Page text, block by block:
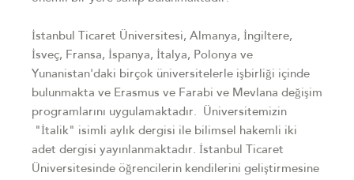
İstanbul Ticaret Üniversitesi, Almanya, İngiltere,
İsveç, Fransa, İspanya, İtalya, Polonya ve
Yunanistan'daki birçok üniversitelerle işbirliği içinde
bulunmakta ve Erasmus ve Farabi ve Mevlana değişim
programlarını uygulamaktadır. Üniversitemizin
"İtalik" isimli aylık dergisi ile bilimsel hakemli iki
adet dergisi yayınlanmaktadır. İstanbul Ticaret
Üniversitesinde öğrencilerin kendilerini geliştirmesine